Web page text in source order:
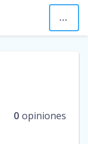
0 opiniones